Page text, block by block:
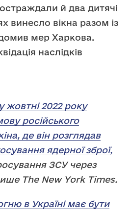
й два дитячі
винесло вікна разом із
мер Харкова.
наслідків
жовтні 2022 року
російського
де він розглядав
ядерної зброї,
ЗСУ через
The New York Times.
в Україні має бути